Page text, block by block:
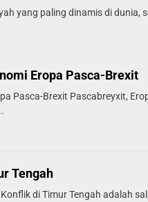
yang paling dinamis di
Eropa Pasca-Brexit
Pasca-Brexit Pascabreyxit,
Tengah
di Timur Tengah adalah